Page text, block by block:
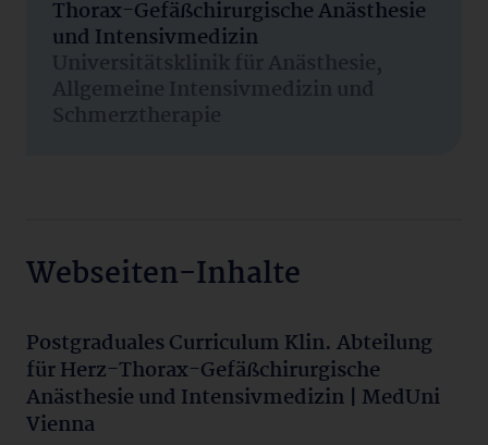
Thorax-Gefäßchirurgische Anästhesie
und Intensivmedizin
Universitätsklinik für Anästhesie,
Allgemeine Intensivmedizin und
Schmerztherapie
Webseiten-Inhalte
Postgraduales Curriculum Klin. Abteilung
für Herz-Thorax-Gefäßchirurgische
Anästhesie und Intensivmedizin | MedUni
Vienna